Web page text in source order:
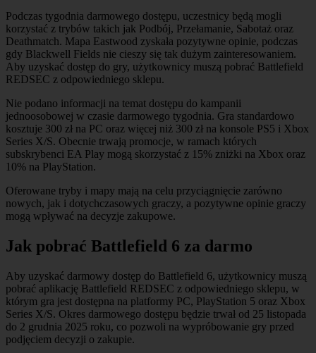
Podczas tygodnia darmowego dostępu, uczestnicy będą mogli
korzystać z trybów takich jak Podbój, Przełamanie, Sabotaż oraz
Deathmatch. Mapa Eastwood zyskała pozytywne opinie, podczas
gdy Blackwell Fields nie cieszy się tak dużym zainteresowaniem.
Aby uzyskać dostęp do gry, użytkownicy muszą pobrać Battlefield
REDSEC z odpowiedniego sklepu.
Nie podano informacji na temat dostępu do kampanii
jednoosobowej w czasie darmowego tygodnia. Gra standardowo
kosztuje 300 zł na PC oraz więcej niż 300 zł na konsole PS5 i Xbox
Series X/S. Obecnie trwają promocje, w ramach których
subskrybenci EA Play mogą skorzystać z 15% zniżki na Xbox oraz
10% na PlayStation.
Oferowane tryby i mapy mają na celu przyciągnięcie zarówno
nowych, jak i dotychczasowych graczy, a pozytywne opinie graczy
mogą wpływać na decyzje zakupowe.
Jak pobrać Battlefield 6 za darmo
Aby uzyskać darmowy dostęp do Battlefield 6, użytkownicy muszą
pobrać aplikację Battlefield REDSEC z odpowiedniego sklepu, w
którym gra jest dostępna na platformy PC, PlayStation 5 oraz Xbox
Series X/S. Okres darmowego dostępu będzie trwał od 25 listopada
do 2 grudnia 2025 roku, co pozwoli na wypróbowanie gry przed
podjęciem decyzji o zakupie.